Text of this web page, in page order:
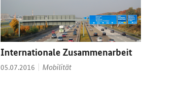
Internationale Zusammenarbeit
Datum:
05.07.2016 Thema:
Mobilität